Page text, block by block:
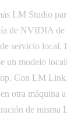
LM Studio
de NVIDIA
servicio
un modelo
Con LM
otra máquina
de misma